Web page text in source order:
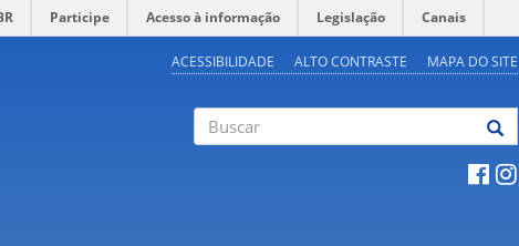
Participe Acesso à informação Legislação Canais
ACESSIBILIDADE ALTO CONTRASTE MAPA DO SITE